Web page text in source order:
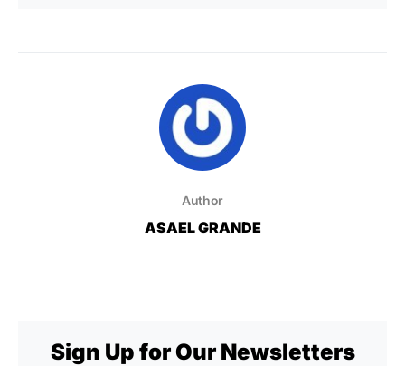
Author
ASAEL GRANDE
Sign Up for Our Newsletters